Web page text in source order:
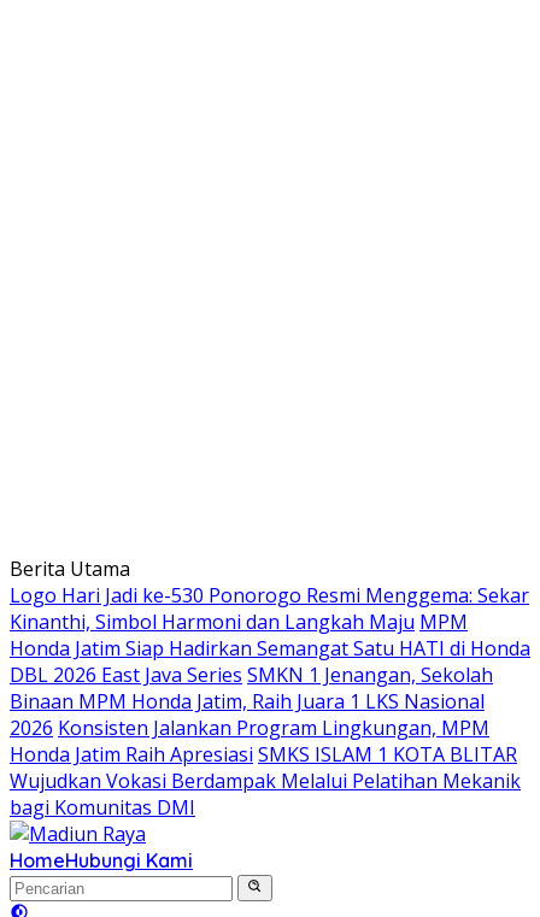
Langsung
ke
konten
Berita Utama
Logo Hari Jadi ke-530 Ponorogo Resmi Menggema: Sekar
Kinanthi, Simbol Harmoni dan Langkah Maju MPM
Honda Jatim Siap Hadirkan Semangat Satu HATI di Honda
DBL 2026 East Java Series SMKN 1 Jenangan, Sekolah
Binaan MPM Honda Jatim, Raih Juara 1 LKS Nasional
2026 Konsisten Jalankan Program Lingkungan, MPM
Honda Jatim Raih Apresiasi SMKS ISLAM 1 KOTA BLITAR
Wujudkan Vokasi Berdampak Melalui Pelatihan Mekanik
bagi Komunitas DMI
HomeHubungi Kami